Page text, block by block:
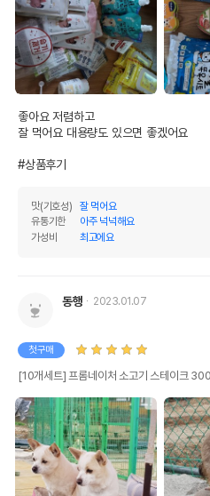
좋아요 저렴하고
잘 먹어요 대용량도 있으면 좋겠어요
#상품후기
맛(기호성)
잘 먹어요
유통기한
아주 넉넉해요
가성비
최고에요
동행 2023.01.07
첫구매
[10개세트] 프롬네이처 소고기 스테이크